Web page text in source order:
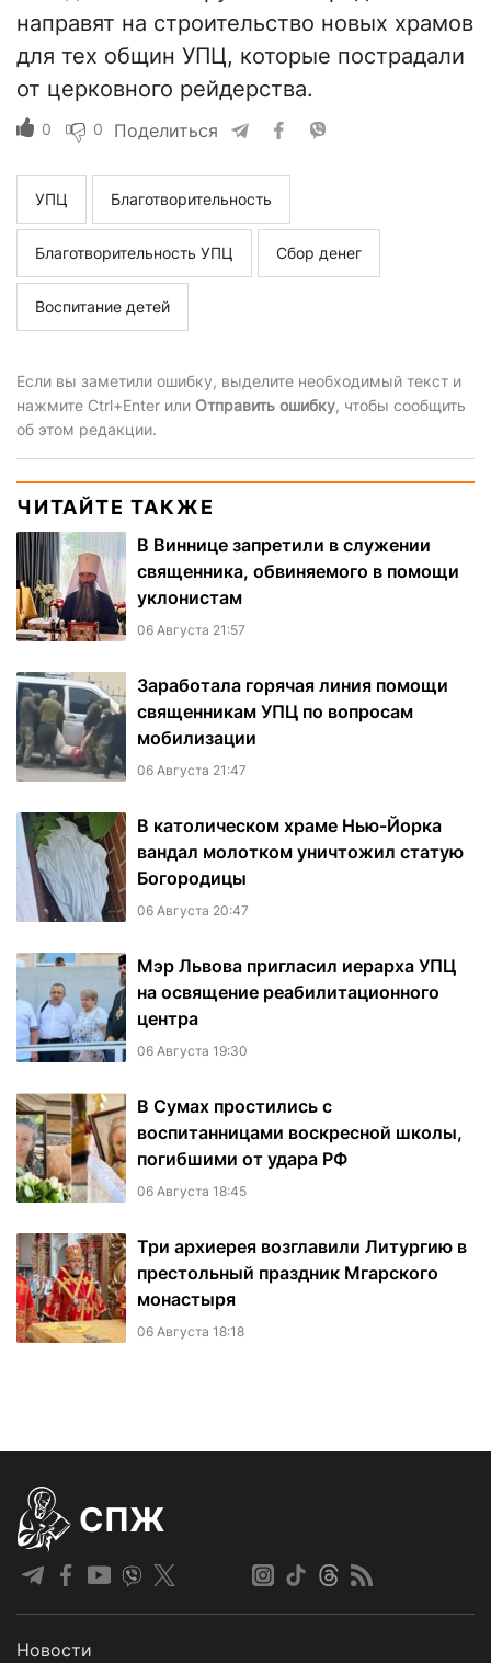
направят на строительство новых храмов
для тех общин УПЦ, которые пострадали
от церковного рейдерства.
0 0 Поделиться
УПЦ Благотворительность
Благотворительность УПЦ Сбор денег
Воспитание детей
Если вы заметили ошибку, выделите необходимый текст и
нажмите Ctrl+Enter или Отправить ошибку, чтобы сообщить
об этом редакции.
ЧИТАЙТЕ ТАКЖЕ
В Виннице запретили в служении
священника, обвиняемого в помощи
уклонистам
06 Августа 21:57
Заработала горячая линия помощи
священникам УПЦ по вопросам
мобилизации
06 Августа 21:47
В католическом храме Нью-Йорка
вандал молотком уничтожил статую
Богородицы
06 Августа 20:47
Мэр Львова пригласил иерарха УПЦ
на освящение реабилитационного
центра
06 Августа 19:30
В Сумах простились с
воспитанницами воскресной школы,
погибшими от удара РФ
06 Августа 18:45
Три архиерея возглавили Литургию в
престольный праздник Мгарского
монастыря
06 Августа 18:18
СПЖ
Новости